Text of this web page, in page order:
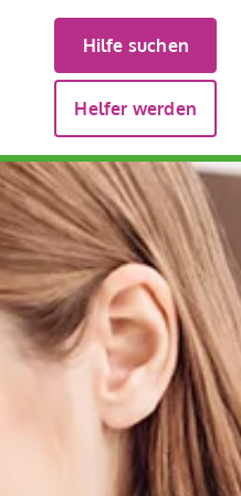
Hilfe suchen
Helfer werden